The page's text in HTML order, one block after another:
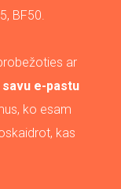
BF50.
ar
e-pastu
ko esam
kas